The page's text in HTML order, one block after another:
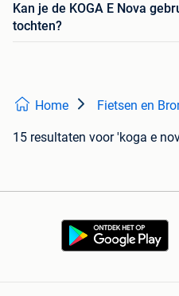
Kan je de KOGA E Nova
tochten?
Home Fietsen en
15 resultaten voor 'koga e